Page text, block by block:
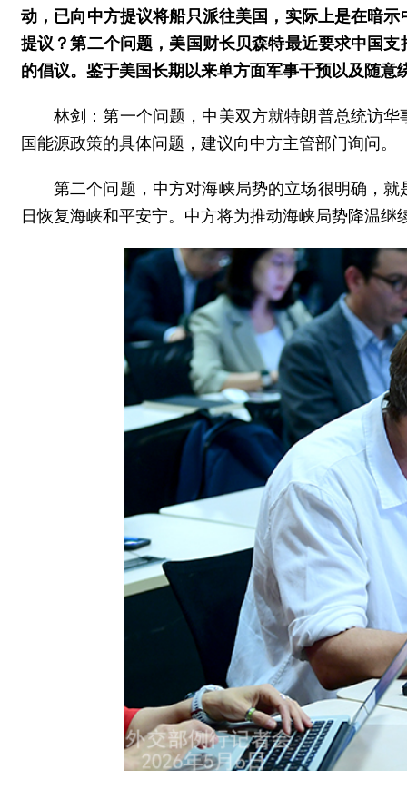
动，已向中方提议将船只派往美国，实际上是在暗
提议？第二个问题，美国财长贝森特最近要求中国
的倡议。鉴于美国长期以来单方面军事干预以及随
林剑：第一个问题，中美双方就特朗普总统访
国能源政策的具体问题，建议向中方主管部门询问。
第二个问题，中方对海峡局势的立场很明确，
日恢复海峡和平安宁。中方将为推动海峡局势降温